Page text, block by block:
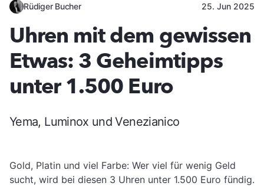
Rüdiger Bucher 25. Jun 2025
Uhren mit dem gewissen
Etwas: 3 Geheimtipps
unter 1.500 Euro
Yema, Luminox und Venezianico
Gold, Platin und viel Farbe: Wer viel für wenig Geld
sucht, wird bei diesen 3 Uhren unter 1.500 Euro fündig.